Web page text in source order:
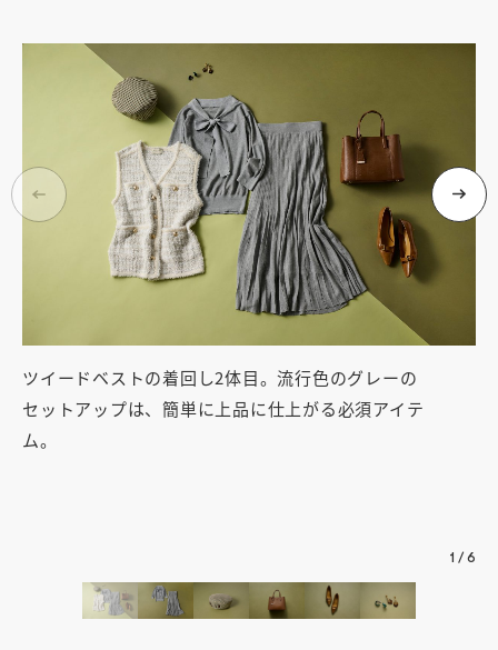
ツイードベストの着回し2体目。流行色のグレーの
セットアップは、簡単に上品に仕上がる必須アイテ
ム。
1 / 6